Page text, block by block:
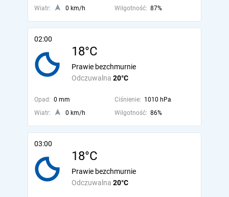
Wiatr:
0 km/h Wilgotność: 87%
02:00
18°C
Odczuwalna 20°C
Prawie bezchmurnie
Opad: 0 mm Ciśnienie: 1010 hPa
Wiatr:
0 km/h Wilgotność: 86%
03:00
18°C
Odczuwalna 20°C
Prawie bezchmurnie